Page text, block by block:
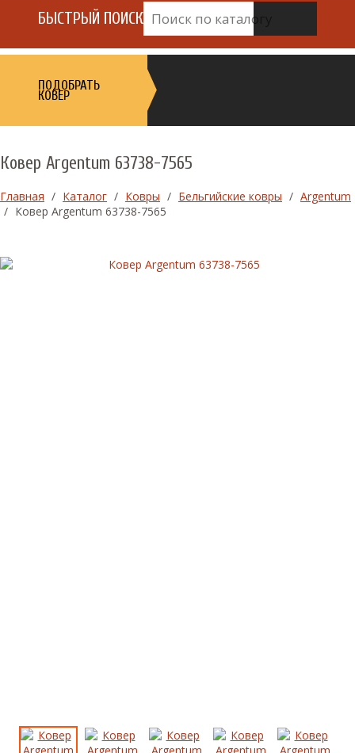
БЫСТРЫЙ ПОИСК
ПОДОБРАТЬ
КОВЕР
Ковер Argentum 63738-7565
Главная / Каталог / Ковры / Бельгийские ковры / Argentum
/ Ковер Argentum 63738-7565